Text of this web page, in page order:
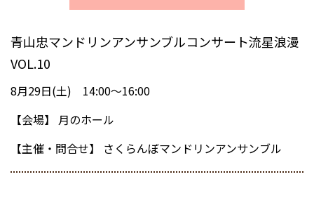
青山忠マンドリンアンサンブルコンサート流星浪漫
VOL.10
8月29日(土) 14:00～16:00
【会場】
月のホール
【主催・問合せ】
さくらんぼマンドリンアンサンブル